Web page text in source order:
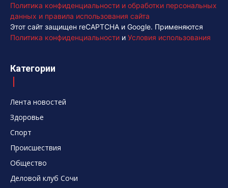
Политика конфиденциальности и обработки персональных
данных и правила использования сайта
Этот сайт защищен reCAPTCHA и Google. Применяются
Политика конфиденциальности и Условия использования
Категории
Лента новостей
Здоровье
Спорт
Происшествия
Общество
Деловой клуб Сочи